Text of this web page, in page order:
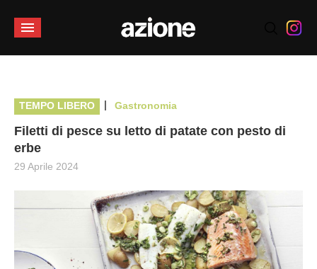
TEMPO LIBERO | Gastronomia
Filetti di pesce su letto di patate con pesto di
erbe
29 Aprile 2024